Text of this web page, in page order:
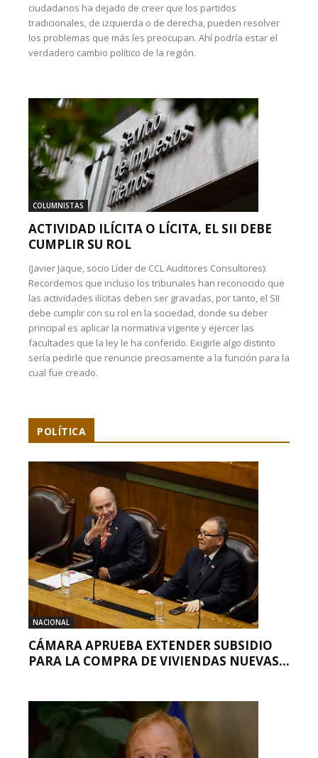
ciudadanos ha dejado de creer que los partidos
tradicionales, de izquierda o de derecha, pueden resolver
los problemas que más les preocupan. Ahí podría estar el
verdadero cambio político de la región.
COLUMNISTAS
ACTIVIDAD ILÍCITA O LÍCITA, EL SII DEBE
CUMPLIR SU ROL
(Javier Jaque, socio Líder de CCL Auditores Consultores):
Recordemos que incluso los tribunales han reconocido que
las actividades ilícitas deben ser gravadas, por tanto, el SII
debe cumplir con su rol en la sociedad, donde su deber
principal es aplicar la normativa vigente y ejercer las
facultades que la ley le ha conferido. Exigirle algo distinto
sería pedirle que renuncie precisamente a la función para la
cual fue creado.
POLÍTICA
NACIONAL
CÁMARA APRUEBA EXTENDER SUBSIDIO
PARA LA COMPRA DE VIVIENDAS NUEVAS...